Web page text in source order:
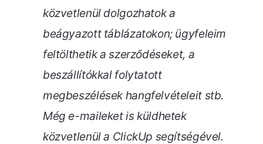
közvetlenül dolgozhatok a
beágyazott táblázatokon; ügyfeleim
feltölthetik a szerződéseket, a
beszállítókkal folytatott
megbeszélések hangfelvételeit stb.
Még e-maileket is küldhetek
közvetlenül a ClickUp segítségével.